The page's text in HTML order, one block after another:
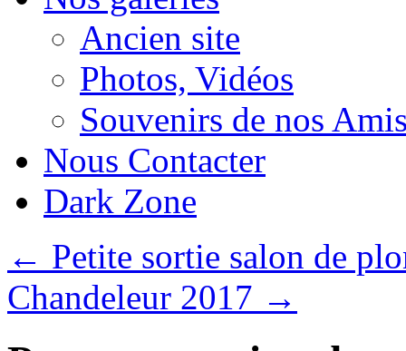
Ancien site
Photos, Vidéos
Souvenirs de nos
Nous Contacter
Dark Zone
← Petite sortie salon de
Chandeleur 2017 →